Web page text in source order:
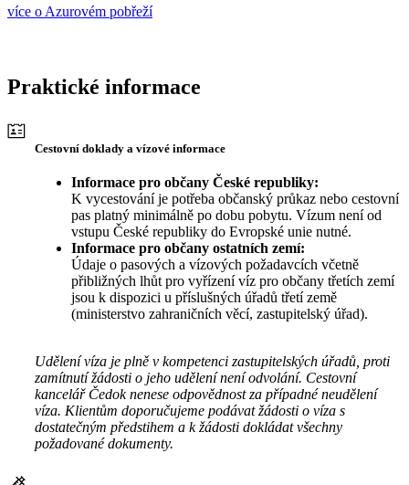
více o Azurovém pobřeží
Praktické informace
Cestovní doklady a vízové informace
Informace pro občany České republiky:
K vycestování je potřeba občanský průkaz nebo cestovní
pas platný minimálně po dobu pobytu. Vízum není od
vstupu České republiky do Evropské unie nutné.
Informace pro občany ostatních zemí:
Údaje o pasových a vízových požadavcích včetně
přibližných lhůt pro vyřízení víz pro občany třetích zemí
jsou k dispozici u příslušných úřadů třetí země
(ministerstvo zahraničních věcí, zastupitelský úřad).
Udělení víza je plně v kompetenci zastupitelských úřadů, proti
zamítnutí žádosti o jeho udělení není odvolání. Cestovní
kancelář Čedok nenese odpovědnost za případné neudělení
víza. Klientům doporučujeme podávat žádosti o víza s
dostatečným předstihem a k žádosti dokládat všechny
požadované dokumenty.